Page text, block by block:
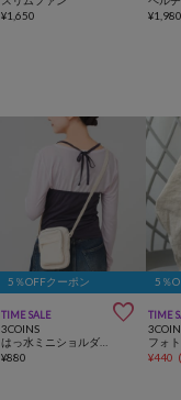
¥1,650
¥
5％OFFクーポン
TIME SALE 
3COINS
はっ水ミニショルダーバッグ
¥880
5％
TIME
フォ
¥440